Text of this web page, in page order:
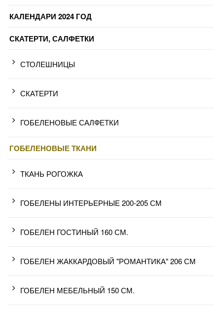
КАЛЕНДАРИ 2024 ГОД
СКАТЕРТИ, САЛФЕТКИ
СТОЛЕШНИЦЫ
СКАТЕРТИ
ГОБЕЛЕНОВЫЕ САЛФЕТКИ
ГОБЕЛЕНОВЫЕ ТКАНИ
ТКАНЬ РОГОЖКА
ГОБЕЛЕНЫ ИНТЕРЬЕРНЫЕ 200-205 СМ
ГОБЕЛЕН ГОСТИНЫЙ 160 СМ.
ГОБЕЛЕН ЖАККАРДОВЫЙ "РОМАНТИКА" 206 СМ
ГОБЕЛЕН МЕБЕЛЬНЫЙ 150 СМ.